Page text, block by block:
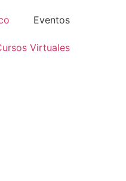
Eventos
Virtuales